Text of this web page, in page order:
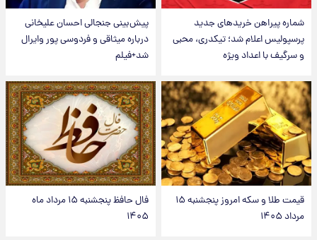
شماره پیراهن خریدهای جدید
پرسپولیس اعلام شد؛ تیکدری، محبی
و سرگیف با اعداد ویژه
پیش‌بینی جنجالی احسان علیخانی
درباره میثاقی و فردوسی پور وایرال
شد+فیلم
قیمت طلا و سکه امروز پنجشنبه ۱۵
مرداد ۱۴۰۵
فال حافظ پنجشنبه ۱۵ مرداد ماه
۱۴۰۵